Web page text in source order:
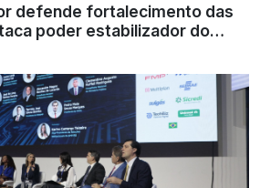
defende fortalecimento das
poder estabilizador do